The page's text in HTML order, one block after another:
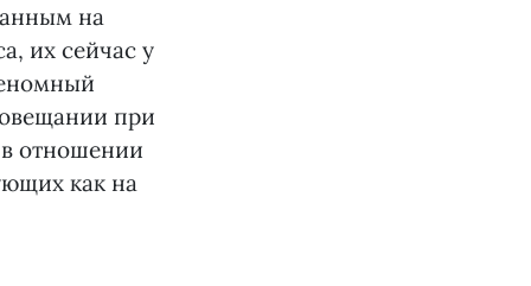
на
их сейчас у
при
отношении
как на